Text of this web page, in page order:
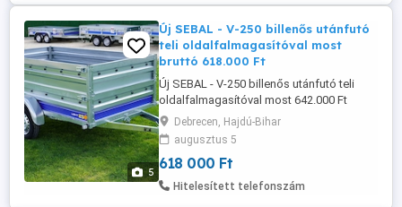
utánfutóinkkal! Kérhető ...
5
Új SEBAL - V-250 billenős utánfutó
teli oldalfalmagasítóval most
bruttó 618.000 Ft
Új SEBAL - V-250 billenős utánfutó teli
oldalfalmagasítóval most 642.000 Ft
helyett bruttó 618.000 Ft Garancia: 3 év
KIVITEL: 1 TENGELYES, BILLENŐS
ÖSSZTÖMEG: 750 KG ÖNSÚLY: 184 KG
TEHERBÍRÁS: 566 KG MÉRET: 250 X 135 X
37 CM (FÉM OLDALFALAS) NYITHATÓ
Debrecen, Hajdú-Bihar
augusztus 5
618 000 Ft
Hitelesített telefonszám